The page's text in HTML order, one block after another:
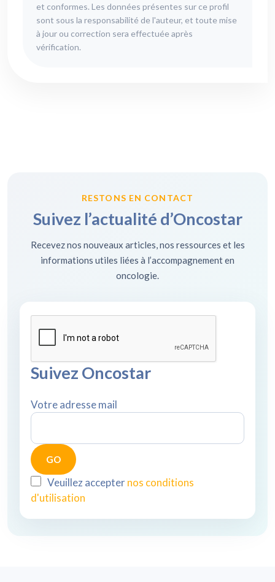
et conformes. Les données présentes sur ce profil
sont sous la responsabilité de l'auteur, et toute mise
à jour ou correction sera effectuée après
vérification.
RESTONS EN CONTACT
Suivez l’actualité d’Oncostar
Recevez nos nouveaux articles, nos ressources et les
informations utiles liées à l’accompagnement en
oncologie.
Suivez Oncostar
Votre adresse mail
Veuillez accepternos conditions
d'utilisation